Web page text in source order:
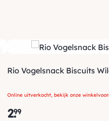
Rio Vogelsnack Biscuits
Online uitverkocht, bekijk onze
2.99